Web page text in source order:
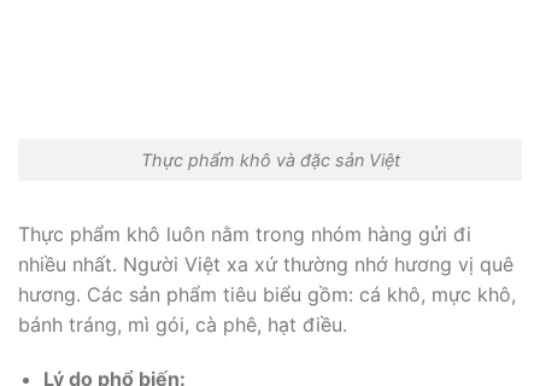
Thực phẩm khô và đặc sản Việt
Thực phẩm khô luôn nằm trong nhóm hàng gửi đi
nhiều nhất. Người Việt xa xứ thường nhớ hương vị quê
hương. Các sản phẩm tiêu biểu gồm: cá khô, mực khô,
bánh tráng, mì gói, cà phê, hạt điều.
Lý do phổ biến: